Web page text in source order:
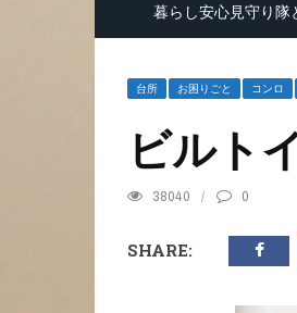
暮らし安心見守り隊
台所 お困りごと コンロ
ビルト
38040 0
SHARE: